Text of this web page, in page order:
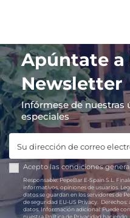
Apúntate a
Newsletter
Infórmese de nuestras
especiales
Acepto las condiciones
Responsable:PepeBar E-Spain S.L.
informativos, opiniones de usuarios.
datos se guardan en los servidores de
de seguridad EU-US Privacy.
Derechos:
datos. Información adicional:Puede
nuestra Política de Privacidad haciendo